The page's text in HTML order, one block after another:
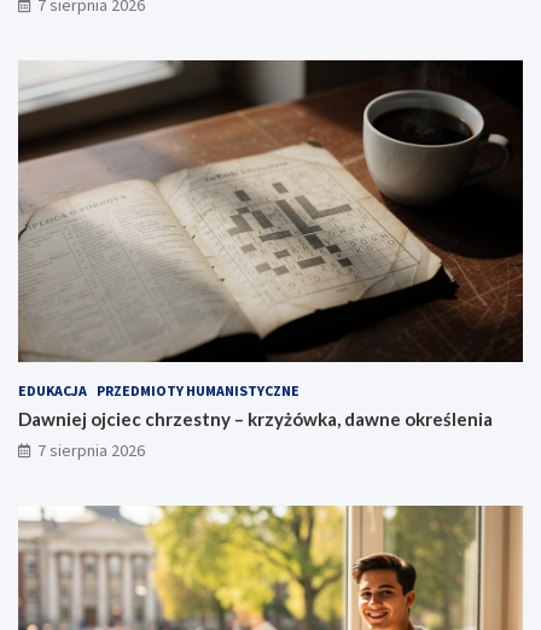
7 sierpnia 2026
EDUKACJA PRZEDMIOTY HUMANISTYCZNE
Dawniej ojciec chrzestny – krzyżówka, dawne określenia
7 sierpnia 2026